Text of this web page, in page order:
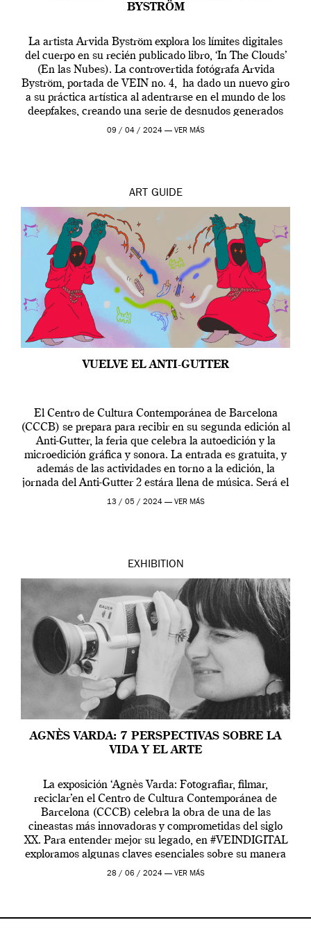
BYSTRÖM
La artista Arvida Byström explora los límites digitales
del cuerpo en su recién publicado libro, ‘In The Clouds’
(En las Nubes). La controvertida fotógrafa Arvida
Byström, portada de VEIN no. 4, ha dado un nuevo giro
a su práctica artística al adentrarse en el mundo de los
deepfakes, creando una serie de desnudos generados
por […]
09 / 04 / 2024 — VER MÁS
ART GUIDE
VUELVE EL ANTI-GUTTER
El Centro de Cultura Contemporánea de Barcelona
(CCCB) se prepara para recibir en su segunda edición al
Anti-Gutter, la feria que celebra la autoedición y la
microedición gráfica y sonora. La entrada es gratuita, y
además de las actividades en torno a la edición, la
jornada del Anti-Gutter 2 estára llena de música. Será el
[…]
13 / 05 / 2024 — VER MÁS
EXHIBITION
AGNÈS VARDA: 7 PERSPECTIVAS SOBRE LA
VIDA Y EL ARTE
La exposición ‘Agnès Varda: Fotografiar, filmar,
reciclar’en el Centro de Cultura Contemporánea de
Barcelona (CCCB) celebra la obra de una de las
cineastas más innovadoras y comprometidas del siglo
XX. Para entender mejor su legado, en #VEINDIGITAL
exploramos algunas claves esenciales sobre su manera
de entender la vida, el cine y el arte contemporáneo.
28 / 06 / 2024 — VER MÁS